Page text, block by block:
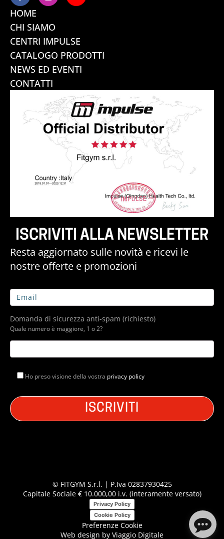
HOME
CHI SIAMO
CENTRI IMPULSE
CATALOGO PRODOTTI
NEWS ED EVENTI
CONTATTI
ISCRIVITI ALLA NEWSLETTER
Resta aggiornato sulle novità e ricevi le
nostre offerte e promozioni
Domanda di sicurezza anti-spam (richiesto)
Quale numero è maggiore, 1 o 2?
Ho preso visione della vostra privacy policy
© FITGYM S.r.l. | P.Iva 02837930425
Capitale Sociale € 10.000,00 i.v. (interamente versato)
Privacy Policy
Cookie Policy
Preferenze Cookie
Web design by Viaggio Digitale